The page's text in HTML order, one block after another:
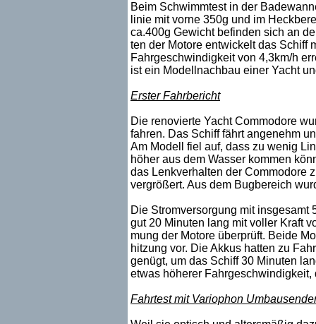
Beim Schwimmtest in der
linie mit vorne 350g und im
ca.400g Gewicht befinden sich an
ten der Motore entwickelt das Schiff
Fahrgeschwindigkeit von 4,3km/h
ist ein Modellnachbau einer Yacht
Erster Fahrbericht
Die renovierte Yacht Commodore
fahren. Das Schiff fährt angenehm
Am Modell fiel auf, dass zu wenig
höher aus dem Wasser kommen
das Lenkverhalten der Commodore
vergrößert. Aus dem Bugbereich
Die Stromversorgung mit
gut 20 Minuten lang mit voller Kraft
mung der Motore überprüft. Beide
hitzung vor. Die Akkus hatten zu
genügt, um das Schiff 30 Minuten
etwas höherer
Fahrtest mit Variophon